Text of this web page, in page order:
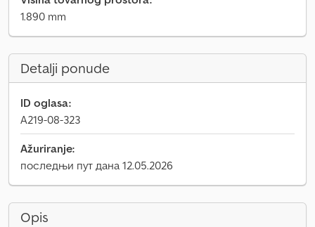
1.890 mm
Detalji ponude
ID oglasa:
A219-08-323
Ažuriranje:
последњи пут дана 12.05.2026
Opis